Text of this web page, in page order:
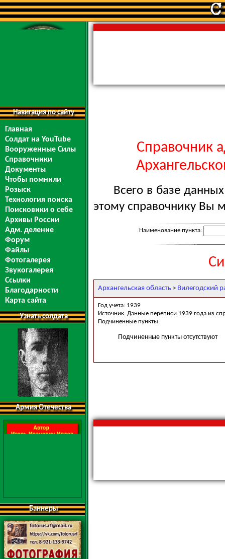
Навигация по сайту
Главная
Солдат на YouTube
Вооруженные Силы
Справочники
Документы
Чтобы помнили
Розыск
Технология поиска
Поисковики о себе
Архивы России
Адм. деление
Форум
Файлы
Фотогалерея
Звукогалерея
Ссылки
Благодарности
Карта сайта
Узнать солдата
Армия Отечества
Баннеры
Справочник
Всего в базе
этому справочнику Вы
Наименование пункта:
Архангельская область > Вилегодский
Год учета: 1939
Источник: Данные переписи 1939 года из
Подчиненные пункты:
Подчиненные пункты отсутствуют